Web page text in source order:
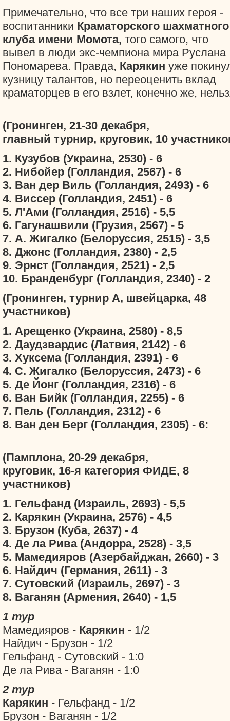
Примечательно, что все три наших героя -
воспитанники Краматорского шахматного
клуба имени Момота, того самого, что
вывел в люди экс-чемпиона мира Руслана
Пономарева. Правда, Карякин уже
кузницу талантов, но переоценить вклад
краматорцев в его взлет, конечно же,
(Гронинген, 21-30 декабря,
главный турнир, круговик, 10
1. Кузубов (Украина, 2530) - 6
2. Нибойер (Голландия, 2567) - 6
3. Ван дер Виль (Голландия, 2493) - 6
4. Виссер (Голландия, 2451) - 6
5. Л'Ами (Голландия, 2516) - 5,5
6. Гагунашвили (Грузия, 2567) - 5
7. А. Жигалко (Белоруссия, 2515) - 3,5
8. Джонс (Голландия, 2380) - 2,5
9. Эрнст (Голландия, 2521) - 2,5
10. Бранденбург (Голландия, 2340) - 2
(Гронинген, турнир А, швейцарка, 48
участников)
1. Арещенко (Украина, 2580) - 8,5
2. Даудзвардис (Латвия, 2142) - 6
3. Хуксема (Голландия, 2391) - 6
4. С. Жигалко (Белоруссия, 2473) - 6
5. Де Йонг (Голландия, 2316) - 6
6. Ван Бийк (Голландия, 2255) - 6
7. Пель (Голландия, 2312) - 6
8. Ван ден Берг (Голландия, 2305) - 6:
(Памплона, 20-29 декабря,
круговик, 16-я категория ФИДЕ, 8
участников)
1. Гельфанд (Израиль, 2693) - 5,5
2. Карякин (Украина, 2576) - 4,5
3. Брузон (Куба, 2637) - 4
4. Де ла Рива (Андорра, 2528) - 3,5
5. Мамедияров (Азербайджан, 2660) - 3
6. Найдич (Германия, 2611) - 3
7. Сутовский (Израиль, 2697) - 3
8. Ваганян (Армения, 2640) - 1,5
1 тур
Мамедияров - Карякин - 1/2
Найдич - Брузон - 1/2
Гельфанд - Сутовский - 1:0
Де ла Рива - Ваганян - 1:0
2 тур
Карякин - Гельфанд - 1/2
Брузон - Ваганян - 1/2